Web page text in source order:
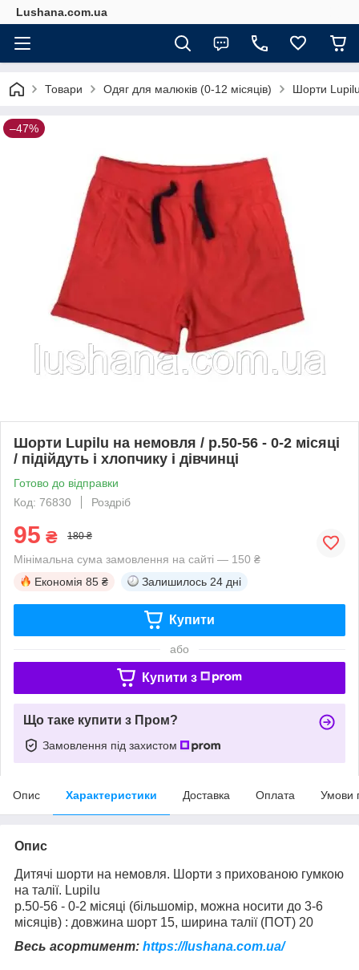
Lushana.com.ua
Товари Одяг для малюків (0-12 місяців) Шорти Lupilu
–47%
Шорти Lupilu на немовля / р.50-56 - 0-2 місяці
/ підійдуть і хлопчику і дівчинці
Готово до відправки
Код: 76830
Роздріб
95 ₴ 180 ₴
Мінімальна сума замовлення на сайті — 150 ₴
Економія 85 ₴ Залишилось 24 дні
Купити
або
Купити з
Що таке купити з Пром?
Замовлення під захистом
Опис Характеристики Доставка Оплата Умови
Опис
Дитячі шорти на немовля. Шорти з прихованою гумкою
на талії. Lupilu
р.50-56 - 0-2 місяці (більшомір, можна носити до 3-6
місяців) : довжина шорт 15, ширина талії (ПОТ) 20
Весь асортимент: https://lushana.com.ua/